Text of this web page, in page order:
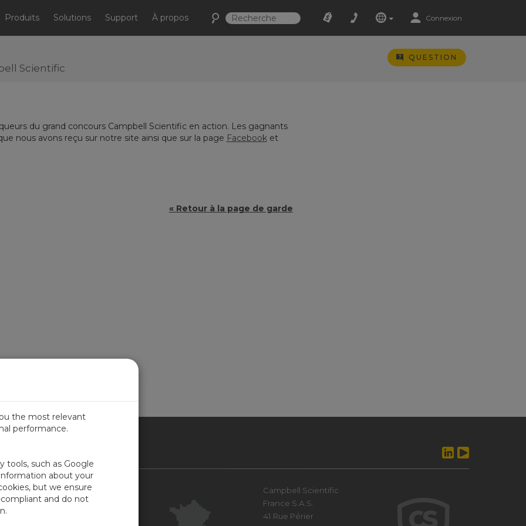
Produits Solutions Support À propos Connexion
Scientific
QUESTION
du grand concours Campbell Scientific en action. Les gagnants
nous avons reçu sur notre site ainsi que sur la page Facebooket
« Retour à la page de garde
Contact
Campbell Scientific
France S.A.S.
41 Rue Périer
the most relevant
performance.
tools, such as Google
about your
but we ensure
and do not